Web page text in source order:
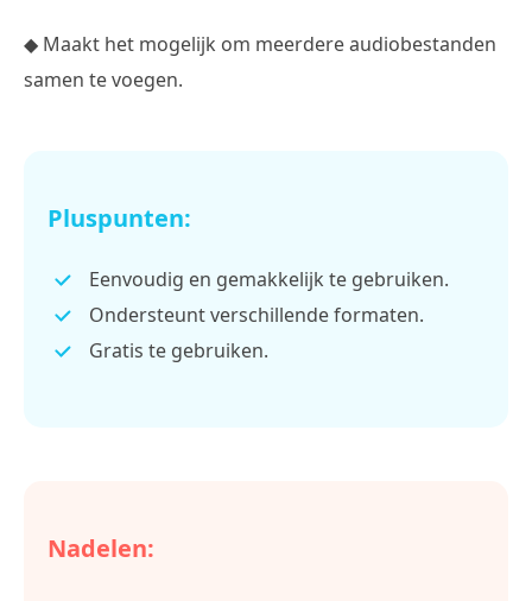
◆ Maakt het mogelijk om meerdere audiobestanden
samen te voegen.
Pluspunten:
Eenvoudig en gemakkelijk te gebruiken.
Ondersteunt verschillende formaten.
Gratis te gebruiken.
Nadelen: